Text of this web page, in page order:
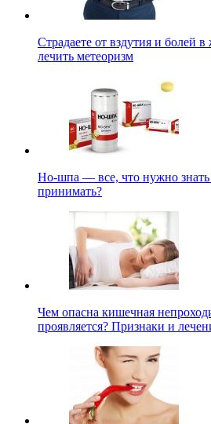
Страдаете от вздутия и болей
лечить метеоризм
Но-шпа — все, что нужно знать
принимать?
Чем опасна кишечная
проявляется? Признаки и